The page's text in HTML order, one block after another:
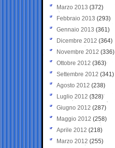
Marzo 2013 (372)
Febbraio 2013 (293)
Gennaio 2013 (361)
Dicembre 2012 (364)
Novembre 2012 (336)
Ottobre 2012 (363)
Settembre 2012 (341)
Agosto 2012 (238)
Luglio 2012 (328)
Giugno 2012 (287)
Maggio 2012 (258)
Aprile 2012 (218)
Marzo 2012 (255)